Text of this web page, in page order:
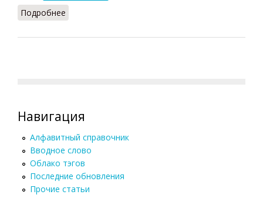
Подробнее
Навигация
Алфавитный справочник
Вводное слово
Облако тэгов
Последние обновления
Прочие статьи